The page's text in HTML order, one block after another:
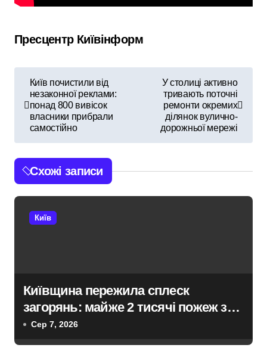
Пресцентр Київінформ
г
а
а
Київ почистили від
незаконної реклами:
понад 800 вивісок
власники прибрали
самостійно
У столиці активно
тривають поточні
ремонти окремих
ділянок вулично-
дорожньої мережі
Схожі записи
Київ
Київщина пережила сплеск
загорянь: майже 2 тисячі пожеж за
рік у природних екосистемах
Сер 7, 2026